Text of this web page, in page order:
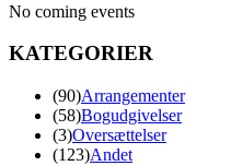
No coming events
KATEGORIER
(90)Arrangementer
(58)Bogudgivelser
(3)Oversættelser
(123)Andet